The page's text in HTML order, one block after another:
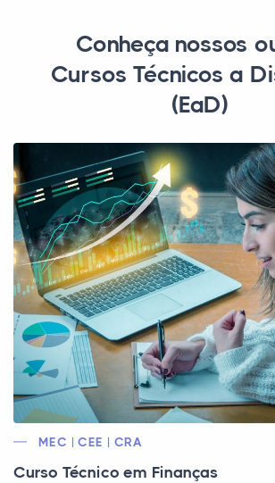
Conheça nossos
Cursos Técnicos a
(EaD)
MEC | CEE | CRA
Curso Técnico em Finanças